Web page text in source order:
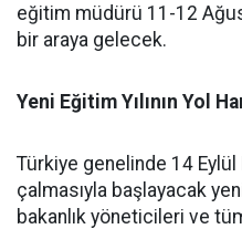
eğitim müdürü 11-12
bir araya gelecek.
Yeni Eğitim Yılının Yol
​Türkiye genelinde 14
çalmasıyla başlayacak
bakanlık yöneticileri ve